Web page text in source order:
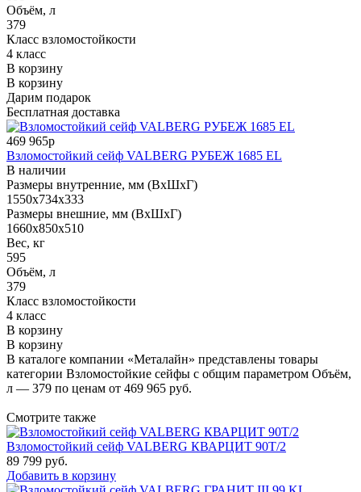
Объём, л
379
Класс взломостойкости
4 класс
В корзину
В корзину
Дарим подарок
Бесплатная доставка
469 965р
Взломостойкий сейф VALBERG РУБЕЖ 1685 EL
В наличии
Размеры внутренние, мм (ВхШхГ)
1550x734x333
Размеры внешние, мм (ВхШхГ)
1660x850x510
Вес, кг
595
Объём, л
379
Класс взломостойкости
4 класс
В корзину
В корзину
В каталоге компании «Металайн» представлены товары
категории Взломостойкие сейфы с общим параметром Объём,
л — 379 по ценам от 469 965 руб.
Смотрите также
Взломостойкий сейф VALBERG КВАРЦИТ 90Т/2
89 799 руб.
Добавить в корзину